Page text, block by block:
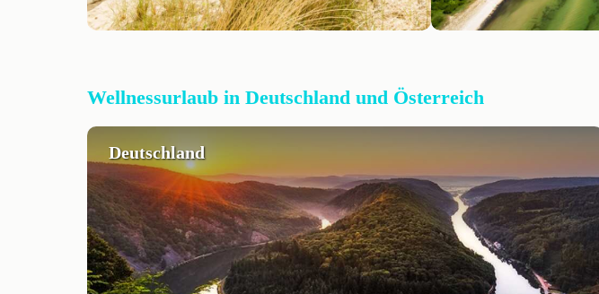
Wellnessurlaub in Deutschland und Österreich
Deutschland